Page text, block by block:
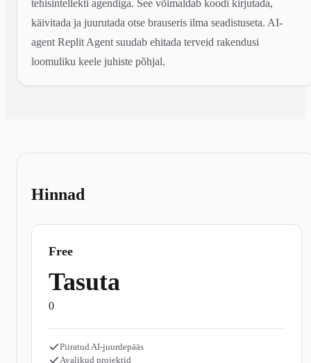
tehisintellekti agendiga. See võimaldab koodi kirjutada,
käivitada ja juurutada otse brauseris ilma seadistuseta. AI-
agent Replit Agent suudab ehitada terveid rakendusi
loomuliku keele juhiste põhjal.
Hinnad
Free
Tasuta
0
Piiratud AI-juurdepääs
Avalikud projektid